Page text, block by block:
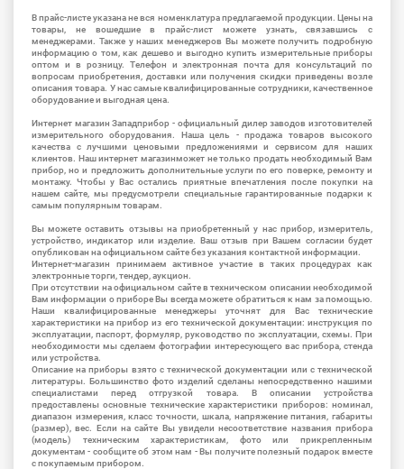
В прайс-листе указана не вся номенклатура предлагаемой продукции. Цены на
товары, не вошедшие в прайс-лист можете узнать, связавшись с
менеджерами. Также у наших менеджеров Вы можете получить подробную
информацию о том, как дешево и выгодно купить измерительные приборы
оптом и в розницу. Телефон и электронная почта для консультаций по
вопросам приобретения, доставки или получения скидки приведены возле
описания товара. У нас самые квалифицированные сотрудники, качественное
оборудование и выгодная цена.
Интернет магазин Западприбор - официальный дилер заводов изготовителей
измерительного оборудования. Наша цель - продажа товаров высокого
качества с лучшими ценовыми предложениями и сервисом для наших
клиентов. Наш интернет магазинможет не только продать необходимый Вам
прибор, но и предложить дополнительные услуги по его поверке, ремонту и
монтажу. Чтобы у Вас остались приятные впечатления после покупки на
нашем сайте, мы предусмотрели специальные гарантированные подарки к
самым популярным товарам.
Вы можете оставить отзывы на приобретенный у нас прибор, измеритель,
устройство, индикатор или изделие. Ваш отзыв при Вашем согласии будет
опубликован на официальном сайте без указания контактной информации.
Интернет-магазин принимаем активное участие в таких процедурах как
электронные торги, тендер, аукцион.
При отсутствии на официальном сайте в техническом описании необходимой
Вам информации о приборе Вы всегда можете обратиться к нам за помощью.
Наши квалифицированные менеджеры уточнят для Вас технические
характеристики на прибор из его технической документации: инструкция по
эксплуатации, паспорт, формуляр, руководство по эксплуатации, схемы. При
необходимости мы сделаем фотографии интересующего вас прибора, стенда
или устройства.
Описание на приборы взято с технической документации или с технической
литературы. Большинство фото изделий сделаны непосредственно нашими
специалистами перед отгрузкой товара. В описании устройства
предоставлены основные технические характеристики приборов: номинал,
диапазон измерения, класс точности, шкала, напряжение питания, габариты
(размер), вес. Если на сайте Вы увидели несоответствие названия прибора
(модель) техническим характеристикам, фото или прикрепленным
документам - сообщите об этом нам - Вы получите полезный подарок вместе
с покупаемым прибором.